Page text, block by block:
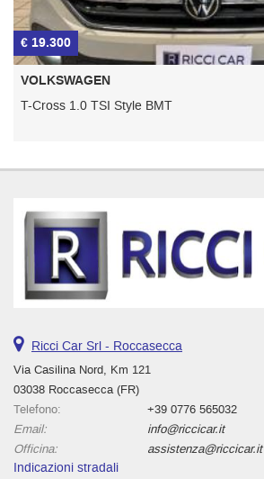
€ 19.300
VOLKSWAGEN
T-Cross 1.0 TSI Style BMT
Ricci Car Srl - Roccasecca
Via Casilina Nord, Km 121
03038 Roccasecca (FR)
Telefono:
+39 0776 565032
Email:
info@riccicar.it
Officina:
assistenza@riccicar.it
Indicazioni stradali